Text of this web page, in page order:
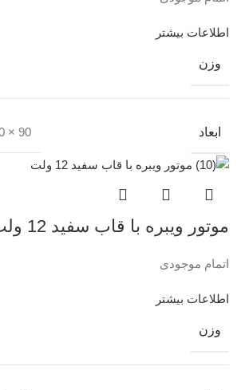
اطلاعات بیشتر
وزن
ابعاد 90 × 90 × 80 میلی‌متر
موتور ویبره با قاب سفید 12 ولت
اتمام موجودی
اطلاعات بیشتر
وزن